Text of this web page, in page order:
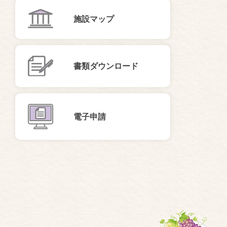
施設マップ
書類ダウンロード
電子申請